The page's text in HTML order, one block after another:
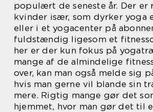
populært de seneste år. Der er
kvinder især, som dyrker yoga
eller i et yogacenter på
fuldstændig ligesom et
her er der kun fokus på
mange af de almindelige
over, kan man også melde sig
hvis man gerne vil blande sin
mere. Rigtig mange gør det
hjemmet, hvor man gør det til